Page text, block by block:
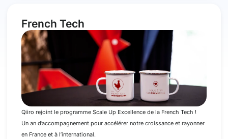
French Tech
Qiiro rejoint le programme Scale Up Excellence de la French Tech !
Un an d’accompagnement pour accélérer notre croissance et rayonner
en France et à l’international.